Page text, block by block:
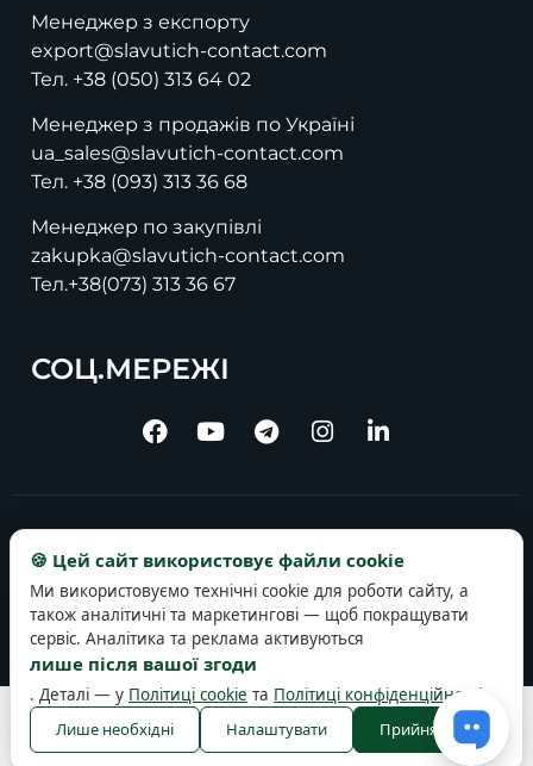
Менеджер з експорту
export@slavutich-contact.com
Тел. +38 (050) 313 64 02
Менеджер з продажів по Україні
ua_sales@slavutich-contact.com
Тел. +38 (093) 313 36 68
Менеджер по закупівлі
zakupka@slavutich-contact.com
Тел.+38(073) 313 36 67
СОЦ.МЕРЕЖІ
🍪 Цей сайт використовує файли cookie
Ми використовуємо технічні cookie для роботи сайту, а
також аналітичні та маркетингові — щоб покращувати
сервіс. Аналітика та реклама активуються
лише після вашої згоди
. Деталі — у Політиці cookie та Політиці конфіденційності
Лише необхідні
Налаштувати Прийняти всі
Політика конфіденційності Політика cookie
Правила користування
Публічна офертаНалаштування cookies